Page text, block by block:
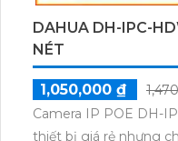
nhận diện khuôn mặt
băng thông hiệu quả.
những công nghệ cao
trên sản phẩm này.